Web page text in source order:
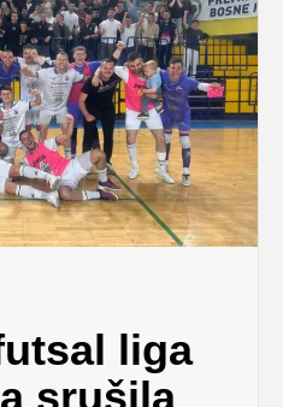
liga
srušila